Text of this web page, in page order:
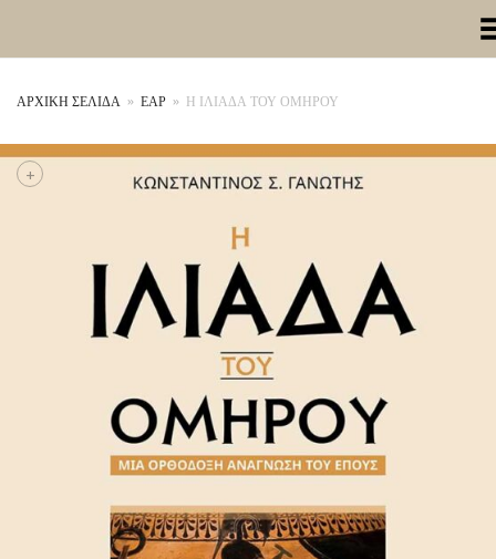
Toggle
ΑΡΧΙΚΉ ΣΕΛΊΔΑ » ΕΑΡ » Η ΙΛΙΑΔΑ ΤΟΥ ΟΜΗΡΟΥ
+